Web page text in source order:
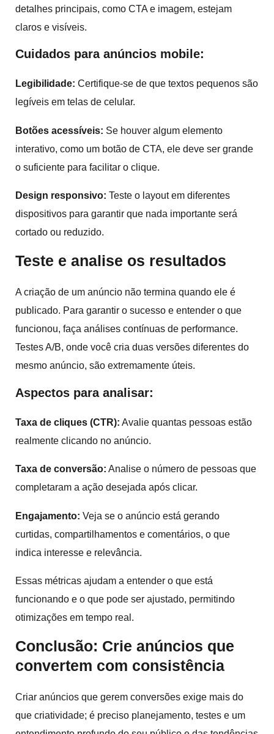
detalhes principais, como CTA e imagem, estejam
claros e visíveis.
Cuidados para anúncios mobile:
Legibilidade: Certifique-se de que textos pequenos são
legíveis em telas de celular.
Botões acessíveis: Se houver algum elemento
interativo, como um botão de CTA, ele deve ser grande
o suficiente para facilitar o clique.
Design responsivo: Teste o layout em diferentes
dispositivos para garantir que nada importante será
cortado ou reduzido.
Teste e analise os resultados
A criação de um anúncio não termina quando ele é
publicado. Para garantir o sucesso e entender o que
funcionou, faça análises contínuas de performance.
Testes A/B, onde você cria duas versões diferentes do
mesmo anúncio, são extremamente úteis.
Aspectos para analisar:
Taxa de cliques (CTR): Avalie quantas pessoas estão
realmente clicando no anúncio.
Taxa de conversão: Analise o número de pessoas que
completaram a ação desejada após clicar.
Engajamento: Veja se o anúncio está gerando
curtidas, compartilhamentos e comentários, o que
indica interesse e relevância.
Essas métricas ajudam a entender o que está
funcionando e o que pode ser ajustado, permitindo
otimizações em tempo real.
Conclusão: Crie anúncios que
convertem com consistência
Criar anúncios que gerem conversões exige mais do
que criatividade; é preciso planejamento, testes e um